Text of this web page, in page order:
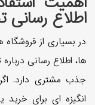
اطلاع
در بسیاری از
ها، اطلاع رسانی
جذب مشتری دارد.
انگیزه ای برای